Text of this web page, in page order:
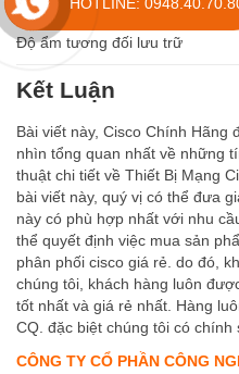
Độ ẩm tương đối lưu trữ
Kết Luận
Bài viết này, Cisco Chính Hãng
nhìn tổng quan nhất về những
thuật chi tiết về Thiết Bị Mạng
bài viết này, quý vị có thể đưa
này có phù hợp nhất với nhu
thể quyết định việc mua sản
phân phối cisco giá rẻ. do đó,
chúng tôi, khách hàng luôn
tốt nhất và giá rẻ nhất. Hàng
CQ. đặc biệt chúng tôi có
CÔNG TY CỔ PHẦN CÔNG